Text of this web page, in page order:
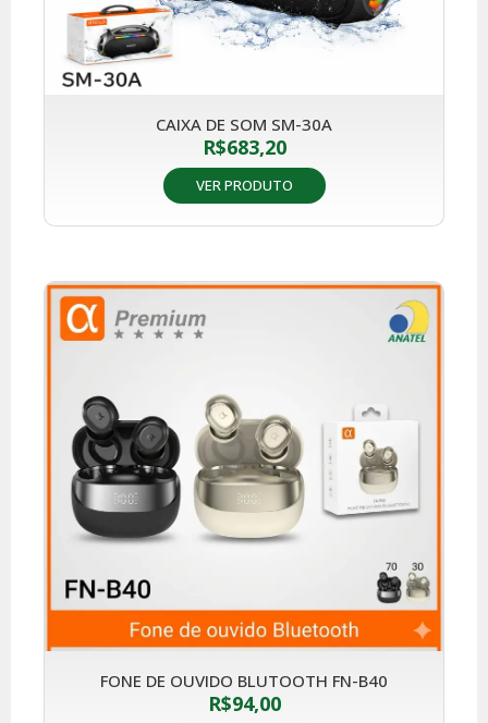
CAIXA DE SOM SM-30A
R$683,20
VER PRODUTO
FONE DE OUVIDO BLUTOOTH FN-B40
R$94,00